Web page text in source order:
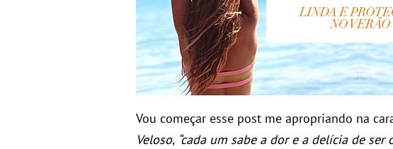
Vou começar esse post me apropriando na
Veloso, “cada um sabe a dor e a delícia de ser